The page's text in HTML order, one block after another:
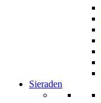
Sieraden